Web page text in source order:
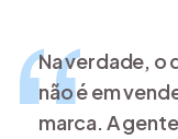
Na verdade, o
não é em
marca. A